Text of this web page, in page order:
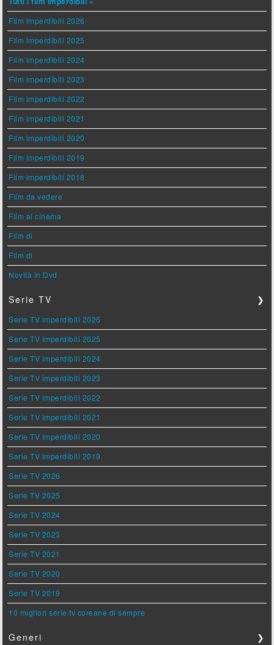
Film imperdibili 2026
Film imperdibili 2025
Film imperdibili 2024
Film imperdibili 2023
Film imperdibili 2022
Film imperdibili 2021
Film imperdibili 2020
Film imperdibili 2019
Film imperdibili 2018
Film da vedere
Film al cinema
Film di
Film di
Novità in Dvd
Serie TV ❯
Serie TV imperdibili 2026
Serie TV imperdibili 2025
Serie TV imperdibili 2024
Serie TV imperdibili 2023
Serie TV imperdibili 2022
Serie TV imperdibili 2021
Serie TV imperdibili 2020
Serie TV imperdibili 2019
Serie TV 2026
Serie TV 2025
Serie TV 2024
Serie TV 2023
Serie TV 2021
Serie TV 2020
Serie TV 2019
10 migliori serie tv coreane di sempre
Generi ❯